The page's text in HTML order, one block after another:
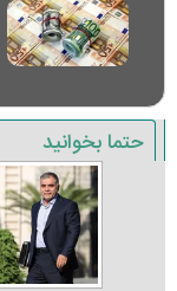
حتما بخوانید